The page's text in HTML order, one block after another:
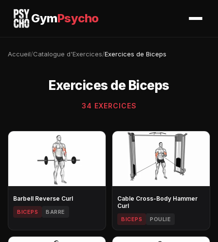
GymPsycho
Accueil/Catalogue d'Exercices/Exercices de Biceps
Exercices de Biceps
34 EXERCICES
Barbell Reverse Curl
BICEPS BARRE
Cable Cross-Body Hammer
Curl
BICEPS POULIE